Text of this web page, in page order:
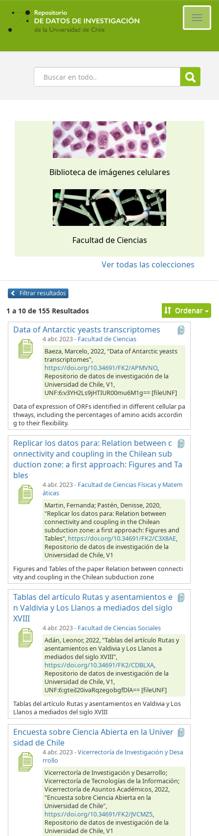
Ir
contenido
principal
Buscar
Biblioteca de imágenes celulares
Facultad de Ciencias
Ver todas las colecciones
Filtrar resultados
1 a 10 de 155 Resultados Ordenar
Data of Antarctic yeasts transcriptomes
4 abr. 2023- Facultad de Ciencias
Baeza, Marcelo, 2022, "Data of Antarctic yeasts
transcriptomes",
https://doi.org/10.34691/FK2/APMVNO,
Repositorio de datos de investigación de la
Universidad de Chile, V1,
UNF:6:v3YH2Ls9jHTIUR00mu6M1g== [fileUNF]
Data of expression of ORFs identified in different cellular pa
thways, including the percentages of amino acids accordin
g to their flexibility.
Replicar los datos para: Relation between c
onnectivity and coupling in the Chilean sub
duction zone: a first approach: Figures and Ta
bles
4 abr. 2023- Facultad de Ciencias Físicas y Matem
áticas
Martin, Fernanda; Pastén, Denisse, 2020,
"Replicar los datos para: Relation between
connectivity and coupling in the Chilean
subduction zone: a first approach: Figures and
Tables", https://doi.org/10.34691/FK2/C3X8AE,
Repositorio de datos de investigación de la
Universidad de Chile, V1
Figures and Tables of the paper Relation between connecti
vity and coupling in the Chilean subduction zone
Tablas del artículo Rutas y asentamientos e
n Valdivia y Los Llanos a mediados del siglo
XVIII
4 abr. 2023- Facultad de Ciencias Sociales
Adán, Leonor, 2022, "Tablas del artículo Rutas y
asentamientos en Valdivia y Los Llanos a
mediados del siglo XVIII",
https://doi.org/10.34691/FK2/CDBLXA,
Repositorio de datos de investigación de la
Universidad de Chile, V1,
UNF:6:gteiI20ivaRqzegobgfDlA== [fileUNF]
Tablas del artículo Rutas y asentamientos en Valdivia y Los
Llanos a mediados del siglo XVIII
Encuesta sobre Ciencia Abierta en la Univer
sidad de Chile
4 abr. 2023-Vicerrectoría de Investigación y Desa
rrollo
Vicerrectoría de Investigación y Desarrollo;
Vicerrectoría de Tecnologías de la Información;
Vicerrectoría de Asuntos Académicos, 2022,
"Encuesta sobre Ciencia Abierta en la
Universidad de Chile",
https://doi.org/10.34691/FK2/JVCMZ5,
Repositorio de datos de investigación de la
Universidad de Chile, V1